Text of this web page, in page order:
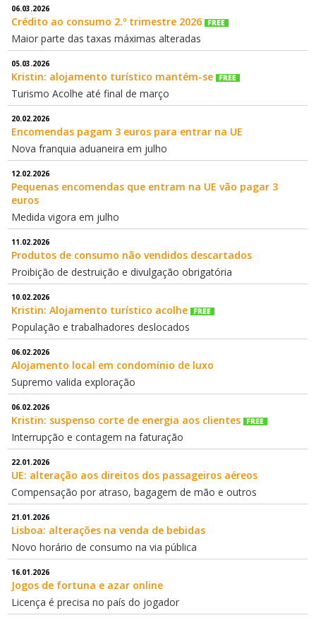
06.03.2026
Crédito ao consumo 2.º trimestre 2026
Maior parte das taxas máximas alteradas
05.03.2026
Kristin: alojamento turístico mantém-se
Turismo Acolhe até final de março
20.02.2026
Encomendas pagam 3 euros para entrar na UE
Nova franquia aduaneira em julho
12.02.2026
Pequenas encomendas que entram na UE vão pagar 3
euros
Medida vigora em julho
11.02.2026
Produtos de consumo não vendidos descartados
Proibição de destruição e divulgação obrigatória
10.02.2026
Kristin: Alojamento turístico acolhe
População e trabalhadores deslocados
06.02.2026
Alojamento local em condomínio de luxo
Supremo valida exploração
06.02.2026
Kristin: suspenso corte de energia aos clientes
Interrupção e contagem na faturação
22.01.2026
UE: alteração aos direitos dos passageiros aéreos
Compensação por atraso, bagagem de mão e outros
21.01.2026
Lisboa: alterações na venda de bebidas
Novo horário de consumo na via pública
16.01.2026
Jogos de fortuna e azar online
Licença é precisa no país do jogador